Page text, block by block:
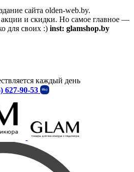
сайта olden-web.by.
и скидки. Но самое главное —
для своих :) inst: glamshop.by
каждый день
627-90-53